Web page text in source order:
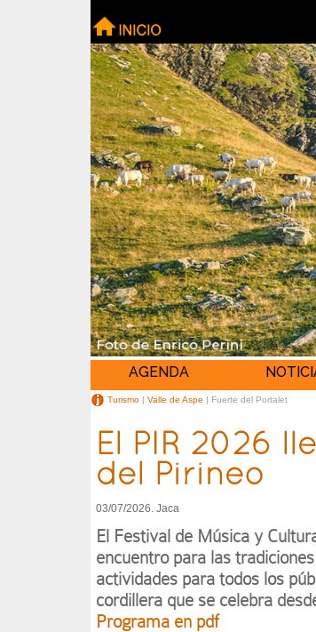
AGENDA
Turismo | Valle de Aspe | Fuerte del Portalet
El PIR 2026
del Pirineo
03/07/2026. Jaca
El Festival de Música y
encuentro para las
actividades para todos los
cordillera que se celebra
Programa en pdf